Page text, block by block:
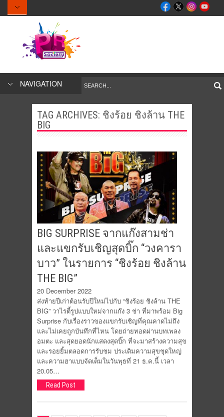
NAVIGATION
TAG ARCHIVES: ชิงร้อย ชิงล้าน THE
BIG
BIG SURPRISE จากแก๊งสามช่า
และแขกรับเชิญสุดบิ๊ก “วงคารา
บาว” ในรายการ “ชิงร้อย ชิงล้าน
THE BIG”
20 December 2022
ส่งท้ายปีเก่าต้อนรับปีใหม่ไปกับ “ชิงร้อย ชิงล้าน THE
BIG” วาไรตี้รูปแบบใหม่จากแก๊ง 3 ช่า ที่มาพร้อม Big
Surprise กับเรื่องราวของแขกรับเชิญที่คุณคาดไม่ถึง
และไม่เคยถูกบันทึกที่ไหน โดยถ่ายทอดผ่านบทเพลง
อมตะ และสุดยอดนักแสดงสุดบิ๊ก ที่จะมาสร้างความสุข
และรอยยิ้มตลอดการรับชม ประเดิมความสุขชุดใหญ่
และความฮาแบบจัดเต็มในวันพุธที่ 21 ธ.ค.นี้ เวลา
20.05…
Read Post